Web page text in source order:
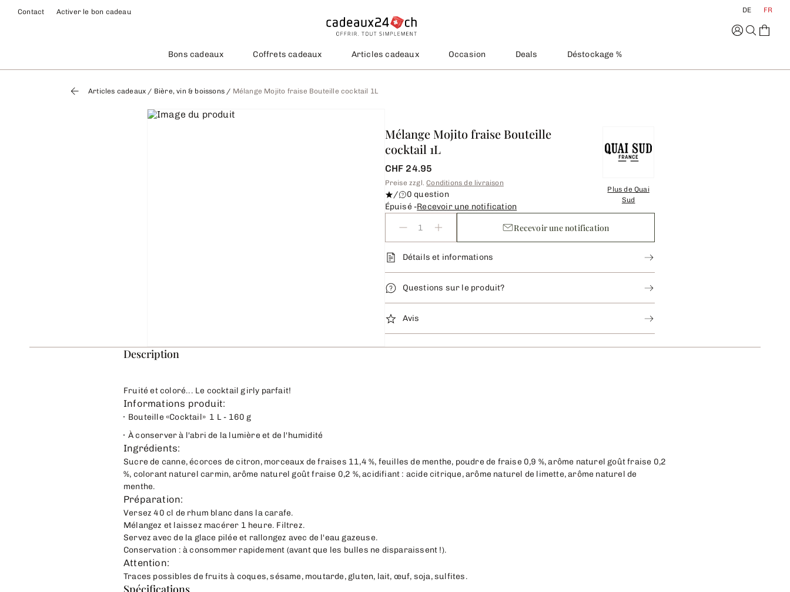
Contact Activer le bon cadeau DE FR
Bons cadeaux Coffrets cadeaux Articles cadeaux Occasion Deals Déstockage %
Articles cadeaux / Bière, vin & boissons / Mélange Mojito fraise Bouteille cocktail 1L
Mélange Mojito fraise Bouteille
cocktail 1L
CHF 24.95
Plus de Quai
Sud
Preise zzgl. Conditions de livraison
/
0 question
Épuisé -Recevoir une notification
Recevoir une notification
Détails et informations
Questions sur le produit?
Avis
Description
Fruité et coloré... Le cocktail girly parfait!
Informations produit:
Bouteille «Cocktail» 1 L - 160 g
À conserver à l'abri de la lumière et de l'humidité
Ingrédients:
Sucre de canne, écorces de citron, morceaux de fraises 11,4 %, feuilles de menthe, poudre de fraise 0,9 %, arôme naturel goût fraise 0,2
%, colorant naturel carmin, arôme naturel goût fraise 0,2 %, acidifiant : acide citrique, arôme naturel de limette, arôme naturel de
menthe.
Préparation:
Versez 40 cl de rhum blanc dans la carafe.
Mélangez et laissez macérer 1 heure. Filtrez.
Servez avec de la glace pilée et rallongez avec de l'eau gazeuse.
Conservation : à consommer rapidement (avant que les bulles ne disparaissent !).
Attention:
Traces possibles de fruits à coques, sésame, moutarde, gluten, lait, œuf, soja, sulfites.
Spécifications